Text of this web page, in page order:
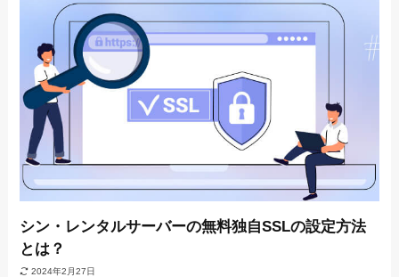
シン・レンタルサーバーの無料独自SSLの設定方法
とは？
2024年2月27日